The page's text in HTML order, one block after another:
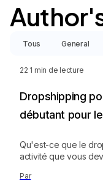
Tous General
22 1 min de lecture
Par
Dropshipping
débutant pour
Qu'est-ce que le
activité que vous